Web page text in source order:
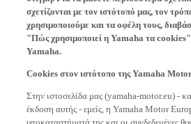
σχετίζονται με τον ιστότοπό μας, τον
χρησιμοποιούμε και τα οφέλη τους,
"Πώς χρησιμοποιεί η Yamaha τα cookies"
Yamaha.
Cookies στον ιστότοπο της Yamaha Motor
Στην ιστοσελίδα μας (yamaha-motor.eu) -
έκδοση αυτής - εμείς, η Yamaha Motor
υποκαταστήματά της και οι συνδεδεμένες